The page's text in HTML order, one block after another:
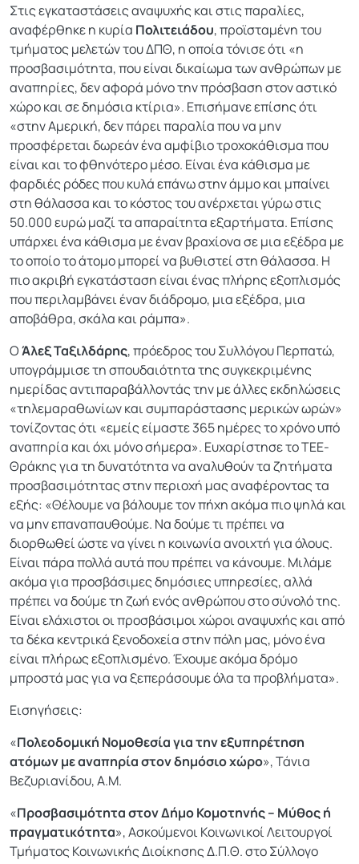
Στις εγκαταστάσεις αναψυχής και στις παραλίες,
αναφέρθηκε η κυρία Πολιτειάδου, προϊσταμένη του
τμήματος μελετών του ΔΠΘ, η οποία τόνισε ότι «η
προσβασιμότητα, που είναι δικαίωμα των ανθρώπων με
αναπηρίες, δεν αφορά μόνο την πρόσβαση στον αστικό
χώρο και σε δημόσια κτίρια». Επισήμανε επίσης ότι
«στην Αμερική, δεν πάρει παραλία που να μην
προσφέρεται δωρεάν ένα αμφίβιο τροχοκάθισμα που
είναι και το φθηνότερο μέσο. Είναι ένα κάθισμα με
φαρδιές ρόδες που κυλά επάνω στην άμμο και μπαίνει
στη θάλασσα και το κόστος του ανέρχεται γύρω στις
50.000 ευρώ μαζί τα απαραίτητα εξαρτήματα. Επίσης
υπάρχει ένα κάθισμα με έναν βραχίονα σε μια εξέδρα με
το οποίο το άτομο μπορεί να βυθιστεί στη θάλασσα. Η
πιο ακριβή εγκατάσταση είναι ένας πλήρης εξοπλισμός
που περιλαμβάνει έναν διάδρομο, μια εξέδρα, μια
αποβάθρα, σκάλα και ράμπα».
ΟΆλεξ Ταξιλδάρης, πρόεδρος του Συλλόγου Περπατώ,
υπογράμμισε τη σπουδαιότητα της συγκεκριμένης
ημερίδας αντιπαραβάλλοντάς την με άλλες εκδηλώσεις
«τηλεμαραθωνίων και συμπαράστασης μερικών ωρών»
τονίζοντας ότι «εμείς είμαστε 365 ημέρες το χρόνο υπό
αναπηρία και όχι μόνο σήμερα». Ευχαρίστησε το ΤΕΕ-
Θράκης για τη δυνατότητα να αναλυθούν τα ζητήματα
προσβασιμότητας στην περιοχή μας αναφέροντας τα
εξής: «Θέλουμε να βάλουμε τον πήχη ακόμα πιο ψηλά και
να μην επαναπαυθούμε. Να δούμε τι πρέπει να
διορθωθεί ώστε να γίνει η κοινωνία ανοιχτή για όλους.
Είναι πάρα πολλά αυτά που πρέπει να κάνουμε. Μιλάμε
ακόμα για προσβάσιμες δημόσιες υπηρεσίες, αλλά
πρέπει να δούμε τη ζωή ενός ανθρώπου στο σύνολό της.
Είναι ελάχιστοι οι προσβάσιμοι χώροι αναψυχής και από
τα δέκα κεντρικά ξενοδοχεία στην πόλη μας, μόνο ένα
είναι πλήρως εξοπλισμένο. Έχουμε ακόμα δρόμο
μπροστά μας για να ξεπεράσουμε όλα τα προβλήματα».
Εισηγήσεις:
«Πολεοδομική Νομοθεσία για την εξυπηρέτηση
ατόμων με αναπηρία στον δημόσιο χώρο», Τάνια
Βεζυριανίδου, Α.Μ.
«Προσβασιμότητα στον Δήμο Κομοτηνής – Μύθος ή
πραγματικότητα», Ασκούμενοι Κοινωνικοί Λειτουργοί
Τμήματος Κοινωνικής Διοίκησης Δ.Π.Θ. στο Σύλλογο